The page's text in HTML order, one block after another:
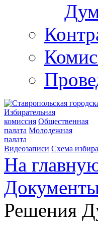
Избирательная
комиссия Общественная
палата Молодежная
палата
Видеозаписи Схема
На
Решения